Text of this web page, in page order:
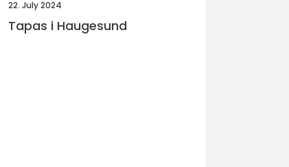
22. July 2024
Tapas i Haugesund